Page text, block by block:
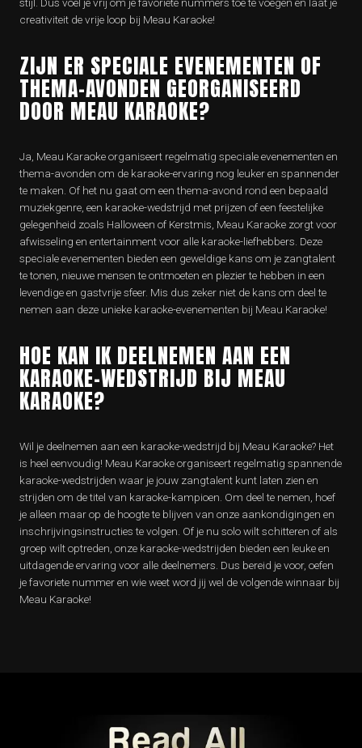
stijl. Dus voel je vrij om je favoriete nummers toe te voegen en laat je
creativiteit de vrije loop bij Meau Karaoke!
ZIJN ER SPECIALE EVENEMENTEN OF
THEMA-AVONDEN GEORGANISEERD
DOOR MEAU KARAOKE?
Ja, Meau Karaoke organiseert regelmatig speciale evenementen en
thema-avonden om de karaoke-ervaring nog leuker en spannender
te maken. Of het nu gaat om een thema-avond rond een bepaald
muziekgenre, een karaoke-wedstrijd met prijzen of een feestelijke
gelegenheid zoals Halloween of Kerstmis, Meau Karaoke zorgt voor
afwisseling en entertainment voor alle karaoke-liefhebbers. Deze
speciale evenementen bieden een geweldige kans om je zangtalent
te tonen, nieuwe mensen te ontmoeten en plezier te hebben in een
levendige en gastvrije sfeer. Mis dus zeker niet de kans om deel te
nemen aan deze unieke karaoke-evenementen bij Meau Karaoke!
HOE KAN IK DEELNEMEN AAN EEN
KARAOKE-WEDSTRIJD BIJ MEAU
KARAOKE?
Wil je deelnemen aan een karaoke-wedstrijd bij Meau Karaoke? Het
is heel eenvoudig! Meau Karaoke organiseert regelmatig spannende
karaoke-wedstrijden waar je jouw zangtalent kunt laten zien en
strijden om de titel van karaoke-kampioen. Om deel te nemen, hoef
je alleen maar op de hoogte te blijven van onze aankondigingen en
inschrijvingsinstructies te volgen. Of je nu solo wilt schitteren of als
groep wilt optreden, onze karaoke-wedstrijden bieden een leuke en
uitdagende ervaring voor alle deelnemers. Dus bereid je voor, oefen
je favoriete nummer en wie weet word jij wel de volgende winnaar bij
Meau Karaoke!